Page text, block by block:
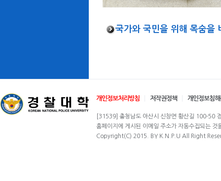
국가와 국민을 위해 목숨을
개인정보처리방침 저작권정책 개인정보침
[31539] 충청남도 아산시 신창면 황산길 100-50
홈페이지에 게시된 이메일 주소가 자동수집되는
Copyright(C) 2015. BY K.N.P.U All Right